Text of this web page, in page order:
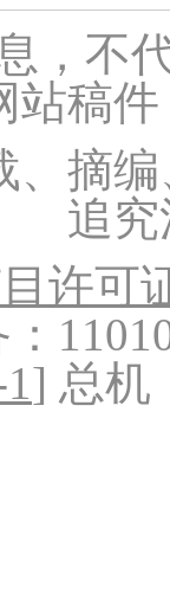
，不
站稿
、摘
追
许可
] 总机